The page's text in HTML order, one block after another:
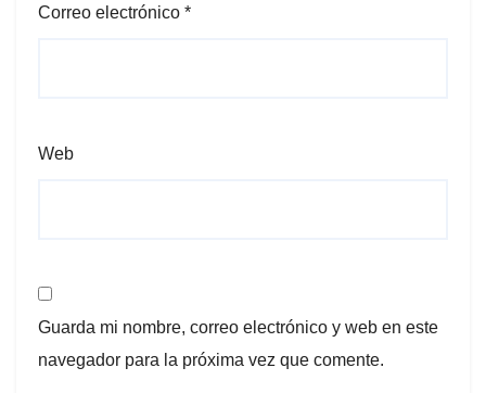
Correo electrónico *
Web
Guarda mi nombre, correo electrónico y web en este
navegador para la próxima vez que comente.